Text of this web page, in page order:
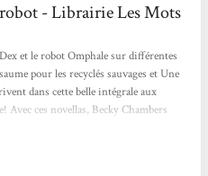
- Librairie Les Mots
et le robot Omphale sur différentes
pour les recyclés sauvages et Une
dans cette belle intégrale aux
Avec ces novellas, Becky Chambers
ou organique) et ce dont nous